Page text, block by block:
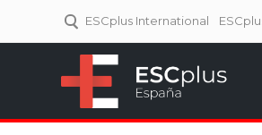
ESCplus International